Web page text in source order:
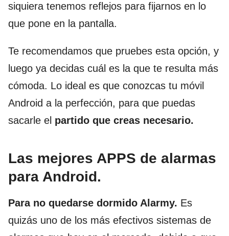
siquiera tenemos reflejos para fijarnos en lo
que pone en la pantalla.
Te recomendamos que pruebes esta opción, y
luego ya decidas cuál es la que te resulta más
cómoda. Lo ideal es que conozcas tu móvil
Android a la perfección, para que puedas
sacarle el partido que creas necesario.
Las mejores APPS de alarmas
para Android.
Para no quedarse dormido Alarmy. Es
quizás uno de los más efectivos sistemas de